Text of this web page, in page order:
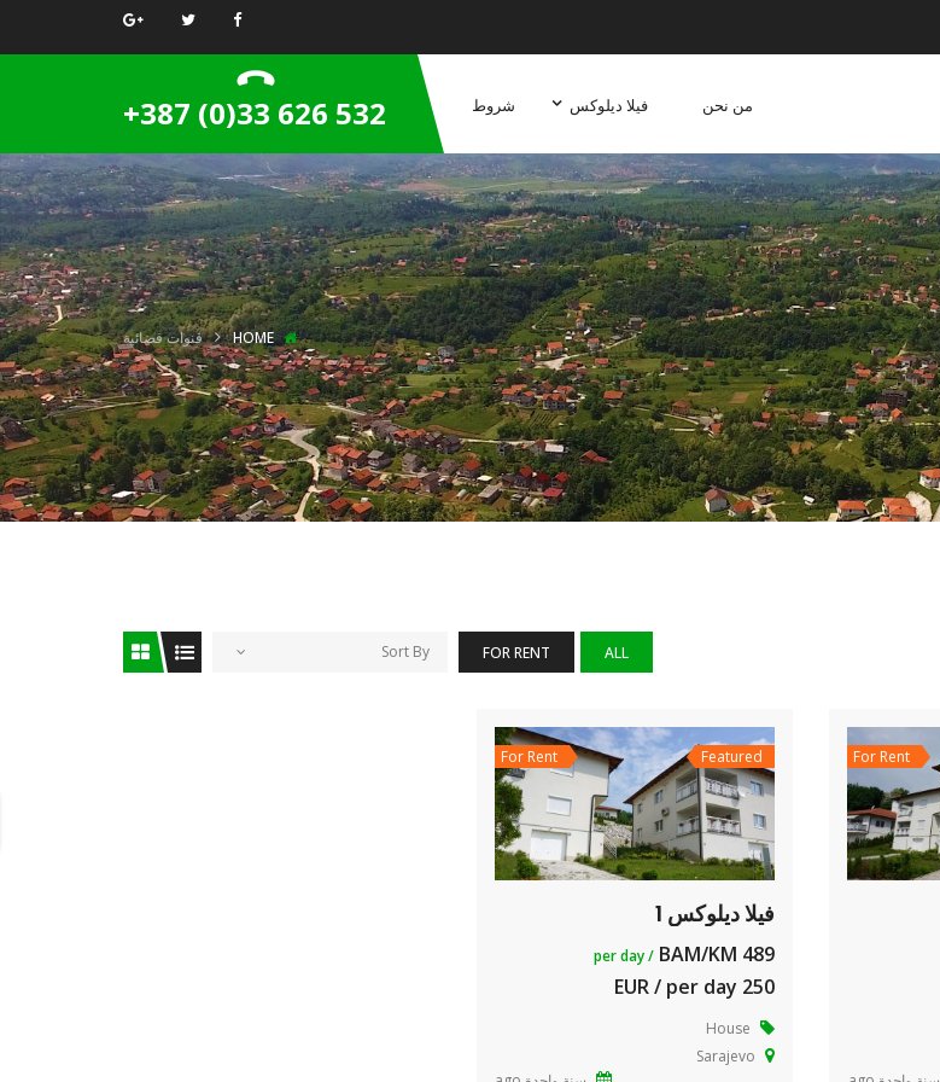
من نحن فيلا ديلوكس شروط +387 (0)33 626 532
HOME قنوات فضائية
ALL
FOR RENT
Sort By
For Rent
Featured
For Rent
فيلا ديلوكس 1
489 BAM/KM
/ per day
250 EUR / per day
House
Sarajevo